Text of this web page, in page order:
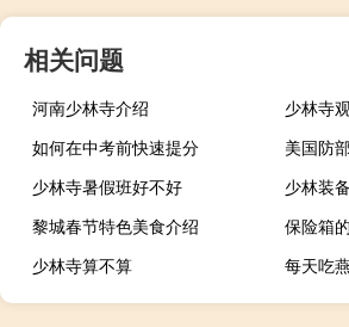
相关问题
河南少林寺介绍
少林寺
如何在中考前快速提分
少林寺暑假班好不好
少林装
黎城春节特色美食介绍
少林寺算不算